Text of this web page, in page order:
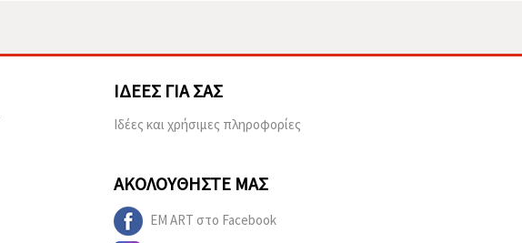
ΙΔΈΕΣ ΓΙΑ ΣΑΣ
Ιδέες και χρήσιμες πληροφορίες
ΑΚΟΛΟΥΘΉΣΤΕ ΜΑΣ
EM ART στο Facebook